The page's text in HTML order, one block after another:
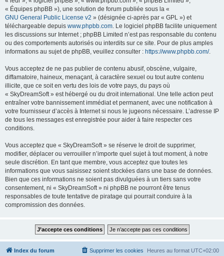
« Équipes phpBB »), une solution de forum publiée sous la «
GNU General Public License v2 » (désignée ci-après par « GPL ») et
téléchargeable depuis www.phpbb.com. Le logiciel phpBB facilite uniquement
les discussions sur Internet ; phpBB Limited n’est pas responsable du contenu
ou des comportements autorisés ou interdits sur ce site. Pour de plus amples
informations au sujet de phpBB, veuillez consulter : https://www.phpbb.com/.
Vous acceptez de ne pas publier de contenu abusif, obscène, vulgaire,
diffamatoire, haineux, menaçant, à caractère sexuel ou tout autre contenu
illicite, que ce soit en vertu des lois de votre pays, du pays où
« SkyDreamSoft » est hébergé ou du droit international. Une telle action peut
entraîner votre bannissement immédiat et permanent, avec une notification à
votre fournisseur d’accès à Internet si nous le jugeons nécessaire. L’adresse IP
de tous les messages est enregistrée pour aider à faire respecter ces
conditions.
Vous acceptez que « SkyDreamSoft » se réserve le droit de supprimer,
modifier, déplacer ou verrouiller n’importe quel sujet à tout moment, à notre
seule discrétion. En tant que membre, vous acceptez que toutes les
informations que vous saisissez soient stockées dans une base de données.
Bien que ces informations ne soient pas divulguées à un tiers sans votre
consentement, ni « SkyDreamSoft » ni phpBB ne pourront être tenus
responsables de toute tentative de piratage qui pourrait conduire à la
compromission des données.
Index du forum Heures au format UTC+02:00
Supprimer les cookies